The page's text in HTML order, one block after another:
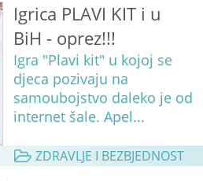
Igrica PLAVI KIT i u
BiH - oprez!!!
Igra "Plavi kit" u kojoj se
djeca pozivaju na
samoubojstvo daleko je od
internet šale. Apel...
ZDRAVLJE I BEZBJEDNOST